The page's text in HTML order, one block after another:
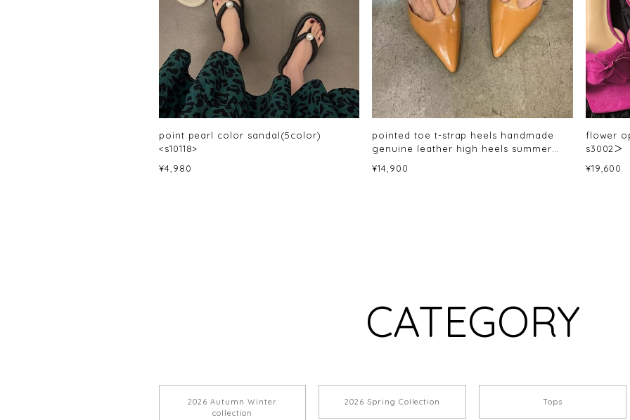
point pearl color sandal(5color)
<s10118>
¥4,980
pointed toe t-strap heels handmade
genuine leather high heels summer
collection(3color) 〈s1618〉
¥14,900
flower
s3002＞
¥19,600
CATEGORY
2026 Autumn Winter
collection
2026 Spring Collection Tops